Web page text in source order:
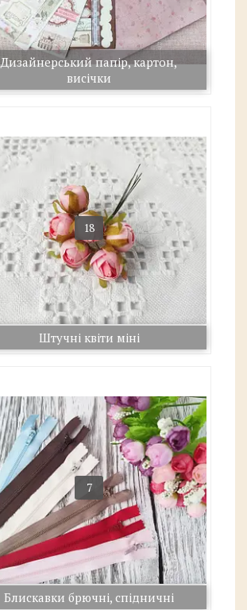
Дизайнерський папір, картон,
висічки
18
Штучні квіти міні
7
Блискавки брючні, спідничні